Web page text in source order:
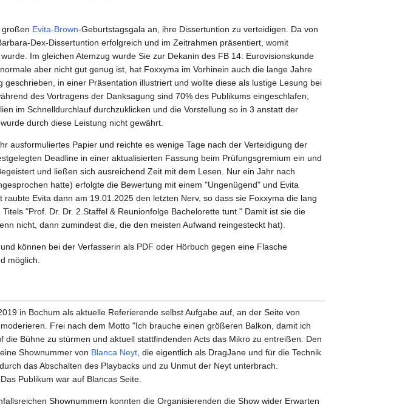
großen Evita-Brown-Geburtstagsgala an, ihre Dissertuntion zu verteidigen. Da von
Dex-Dissertuntion erfolgreich und im Zeitrahmen präsentiert, womit
Im gleichen Atemzug wurde Sie zur Dekanin des FB 14: Eurovisionskunde
aber nicht gut genug ist, hat Foxxyma im Vorhinein auch die lange Jahre
in einer Präsentation illustriert und wollte diese als lustige Lesung bei
des Vortragens der Danksagung sind 70% des Publikums eingeschlafen,
im Schnelldurchlauf durchzuklicken und die Vorstellung so in 3 anstatt der
durch diese Leistung nicht gewährt.
ausformuliertes Papier und reichte es wenige Tage nach der Verteidigung der
Deadline in einer aktualisierten Fassung beim Prüfungsgremium ein und
und ließen sich ausreichend Zeit mit dem Lesen. Nur ein Jahr nach
hatte) erfolgte die Bewertung mit einem "Ungenügend" und Evita
Evita dann am 19.01.2025 den letzten Nerv, so dass sie Foxxyma die lang
"Prof. Dr. Dr. 2.Staffel & Reunionfolge Bachelorette tunt." Damit ist sie die
nicht, dann zumindest die, die den meisten Aufwand reingesteckt hat).
können bei der Verfasserin als PDF oder Hörbuch gegen eine Flasche
möglich.
in Bochum als aktuelle Referierende selbst Aufgabe auf, an der Seite von
Frei nach dem Motto "Ich brauche einen größeren Balkon, damit ich
Bühne zu stürmen und aktuell stattfindenden Acts das Mikro zu entreißen. Den
Shownummer von Blanca Neyt, die eigentlich als DragJane und für die Technik
das Abschalten des Playbacks und zu Unmut der Neyt unterbrach.
Publikum war auf Blancas Seite.
Shownummern konnten die Organisierenden die Show wider Erwarten